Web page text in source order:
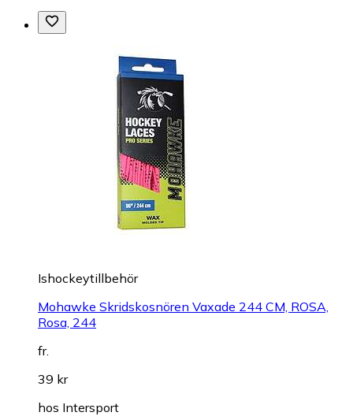
Ishockeytillbehör
Mohawke Skridskosnören Vaxade 244 CM, ROSA,
Rosa, 244
fr.
39 kr
hos Intersport